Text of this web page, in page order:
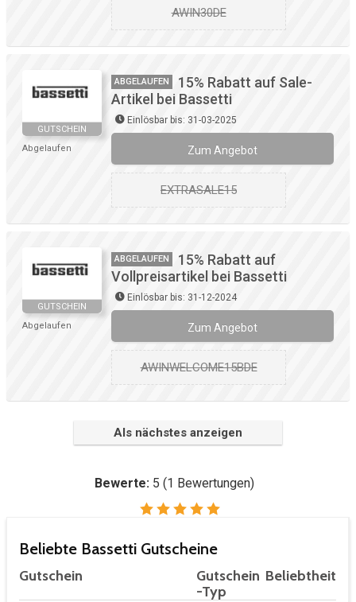
AWIN30DE
GUTSCHEIN
Abgelaufen
ABGELAUFEN
15% Rabatt auf Sale-
Artikel bei Bassetti
Einlösbar bis: 31-03-2025
Zum Angebot
EXTRASALE15
GUTSCHEIN
Abgelaufen
ABGELAUFEN
15% Rabatt auf
Vollpreisartikel bei Bassetti
Einlösbar bis: 31-12-2024
Zum Angebot
AWINWELCOME15BDE
Als nächstes anzeigen
Bewerte: 5 (1 Bewertungen)
Beliebte Bassetti Gutscheine
Gutschein
Gutschein
-Typ
Beliebtheit